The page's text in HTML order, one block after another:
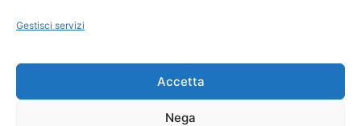
Gestisci servizi
Accetta
Nega
Copyright 2026 NotiziePlus.com